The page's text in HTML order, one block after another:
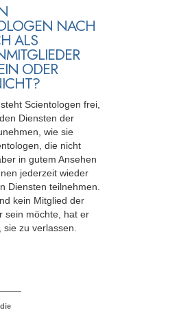
NACH
ALS
ODER
Scientologen frei,
Diensten der
wie sie
die nicht
in gutem Ansehen
jederzeit wieder
Diensten teilnehmen.
kein Mitglied der
sein möchte, hat er
zu verlassen.